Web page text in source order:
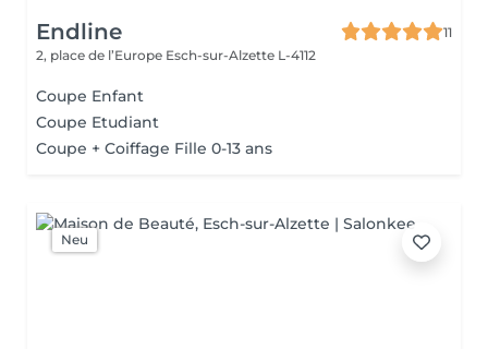
Endline
11
2, place de l’Europe Esch-sur-Alzette L-4112
Coupe Enfant
Coupe Etudiant
Coupe + Coiffage Fille 0-13 ans
Neu